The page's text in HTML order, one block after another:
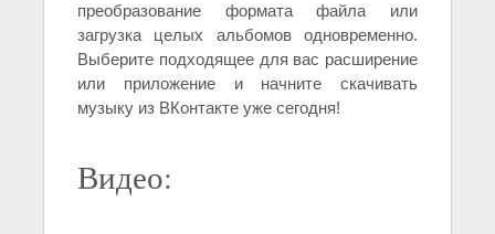
преобразование формата файла или
загрузка целых альбомов одновременно.
Выберите подходящее для вас расширение
или приложение и начните скачивать
музыку из ВКонтакте уже сегодня!
Видео: